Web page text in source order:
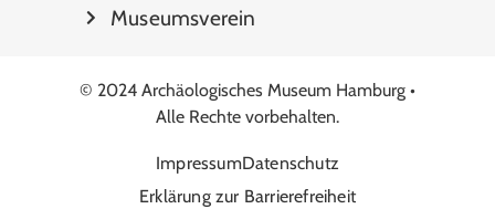
Museumsverein
© 2024 Archäologisches Museum Hamburg •
Alle Rechte vorbehalten.
ImpressumDatenschutz
Erklärung zur Barrierefreiheit